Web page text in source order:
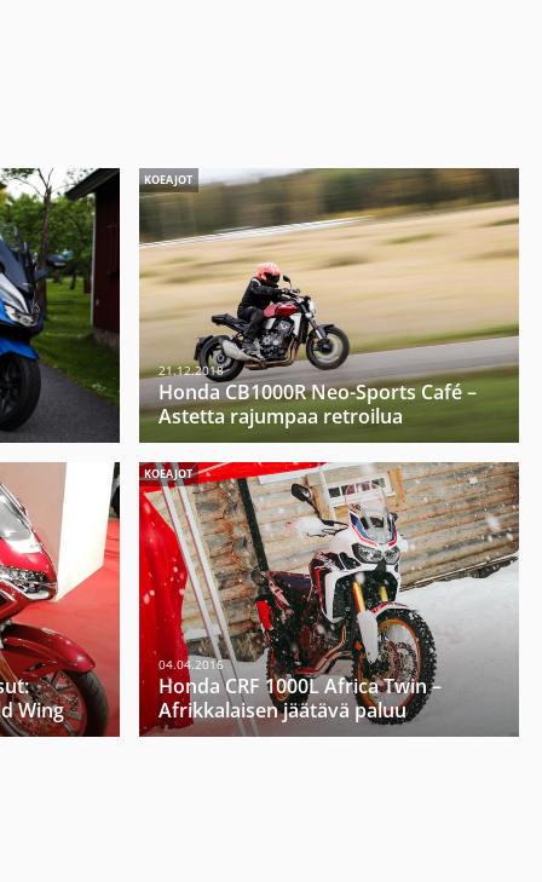
KOEAJOT
21.12.2018
Honda CB1000R Neo-Sports Café –
Astetta rajumpaa retroilua
Wing
KOEAJOT
04.04.2016
Honda CRF 1000L Africa Twin –
Afrikkalaisen jäätävä paluu